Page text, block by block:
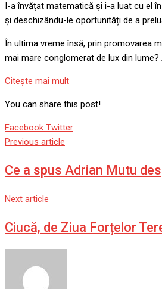
I-a învățat matematică și i-a luat cu el
și deschizându-le oportunități de a
În ultima vreme însă, prin promovarea
mai mare conglomerat de lux din lume?
Citeşte mai mult
You can share this post!
Facebook TwitterGoogle+
LinkedIn
Whatsapp
StumbleUpon
Tumblr
Pinterest
Reddit
Share
Print
Previous article
Ce a spus Adrian Mutu
Next article
Ciucă, de Ziua Forțelor